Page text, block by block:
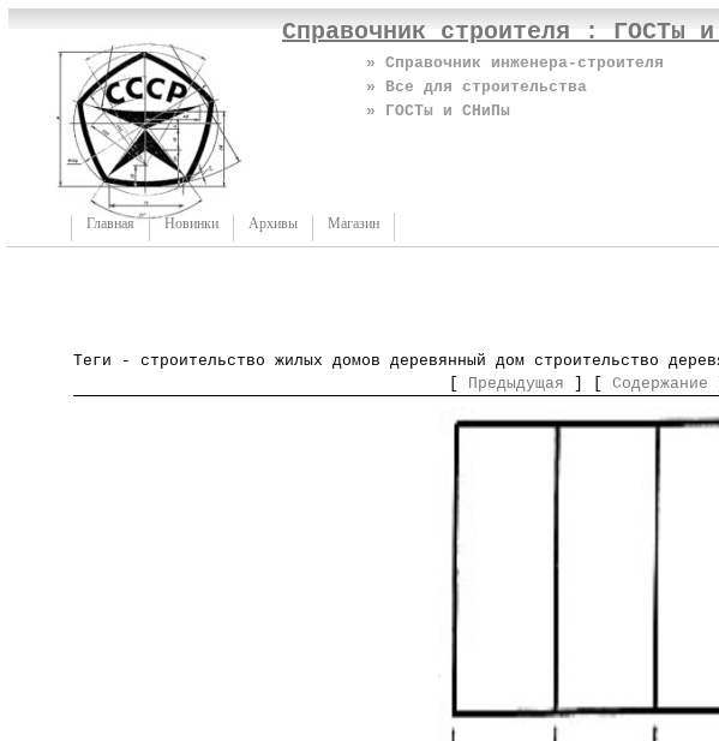
Справочник строителя : ГОСТы
» Справочник инженера-строителя
» Все для строительства
» ГОСТы и СНиПы
Главная Новинки Архивы Магазин
Теги - строительство жилых домов деревянный дом строительство
Предыдущая Содержание